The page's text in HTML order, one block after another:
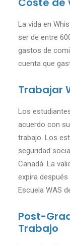
La vida en
ser de entre
gastos de
cuenta que
Trabajar
Los
acuerdo con
trabajo. Los
seguridad
Canadá. La
expira
Escuela WAS
Post-
Trabajo